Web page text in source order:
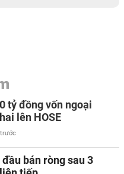
tỷ đồng vốn ngoại
lên HOSE
bán ròng sau 3